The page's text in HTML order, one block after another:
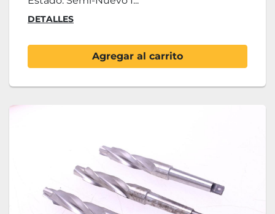
DETALLES
Agregar al carrito